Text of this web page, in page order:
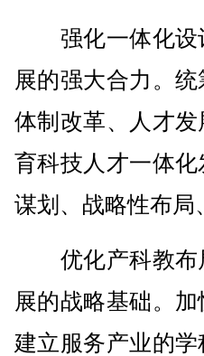
强化一体化设
展的强大合力。
体制改革、人才
育科技人才一体
谋划、战略性布局
优化产科教布
展的战略基础。
建立服务产业的